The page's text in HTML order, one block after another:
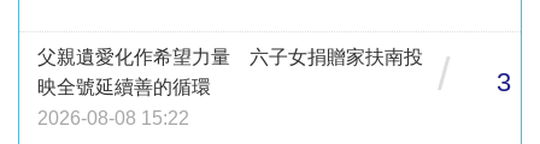
父親遺愛化作希望力量 六子女捐贈家扶南投
映全號延續善的循環
2026-08-08 15:22
/ 3